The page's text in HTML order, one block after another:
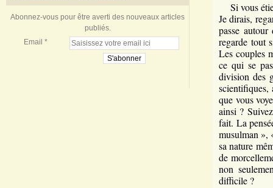
Abonnez-vous pour être averti des nouveaux articles
publiés.
Email
Si vous
Je dirais,
passe
regarde tout
Les couples
ce qui se
division des
scientifiques,
que vous
ainsi ?
fait. La
musulman »,
sa nature
de
non
difficile ?